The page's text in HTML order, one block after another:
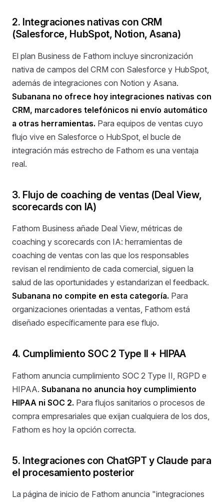
2. Integraciones nativas con CRM
(Salesforce, HubSpot, Notion, Asana)
El plan Business de Fathom incluye sincronización
nativa de campos del CRM con Salesforce y HubSpot,
además de integraciones con Notion y Asana.
Subanana no ofrece hoy integraciones nativas con
CRM, marcadores telefónicos ni envío automático
a otras herramientas. Para equipos de ventas cuyo
flujo vive en Salesforce o HubSpot, el bucle de
integración más estrecho de Fathom es una ventaja
real.
3. Flujo de coaching de ventas (Deal View,
scorecards con IA)
Fathom Business añade Deal View, métricas de
coaching y scorecards con IA: herramientas de
coaching de ventas con las que los responsables
revisan el rendimiento de cada comercial, siguen la
salud de las oportunidades y estandarizan el feedback.
Subanana no compite en esta categoría. Para
organizaciones orientadas a ventas, Fathom está
diseñado específicamente para ese flujo.
4. Cumplimiento SOC 2 Type II + HIPAA
Fathom anuncia cumplimiento SOC 2 Type II, RGPD e
HIPAA. Subanana no anuncia hoy cumplimiento
HIPAA ni SOC 2. Para flujos sanitarios o procesos de
compra empresariales que exijan cualquiera de los dos,
Fathom es hoy la opción correcta.
5. Integraciones con ChatGPT y Claude para
el procesamiento posterior
La página de inicio de Fathom anuncia "integraciones